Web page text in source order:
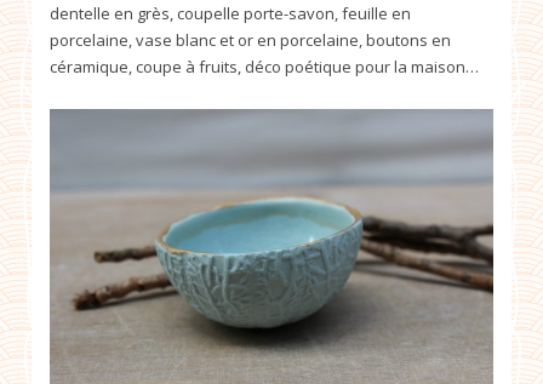
dentelle en grès, coupelle porte-savon, feuille en
porcelaine, vase blanc et or en porcelaine, boutons en
céramique, coupe à fruits, déco poétique pour la maison…